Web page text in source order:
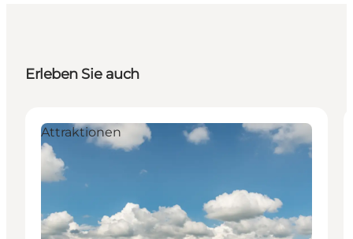
Erleben Sie auch
Attraktionen